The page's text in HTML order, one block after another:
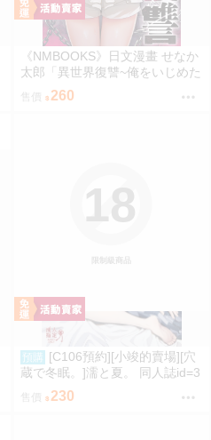
《NMBOOKS》日文漫畫 せなか
太郎「異世界復讐~俺をいじめた
奴らを最強スキルで支配する~
(1)」
售價 260
限制級商品
18
預購
[C106預約][小竣的賣場][穴
蔵で冬眠。]濡と夏。 同人誌id=3
181919
售價 230